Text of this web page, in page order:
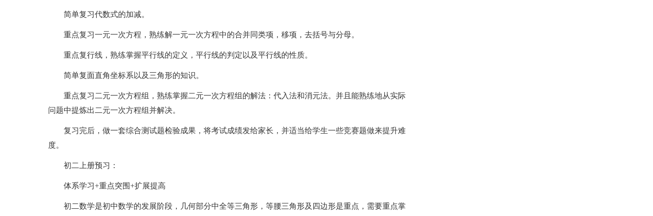
简单复习代数式的加减。
重点复习一元一次方程，熟练解一元一次方程中的合并同类项，移项，去括号与分母。
重点复行线，熟练掌握平行线的定义，平行线的判定以及平行线的性质。
简单复面直角坐标系以及三角形的知识。
重点复习二元一次方程组，熟练掌握二元一次方程组的解法：代入法和消元法。并且能熟练地从实际
问题中提炼出二元一次方程组并解决。
复习完后，做一套综合测试题检验成果，将考试成绩发给家长，并适当给学生一些竞赛题做来提升难
度。
初二上册预习：
体系学习+重点突围+扩展提高
初二数学是初中数学的发展阶段，几何部分中全等三角形，等腰三角形及四边形是重点，需要重点掌